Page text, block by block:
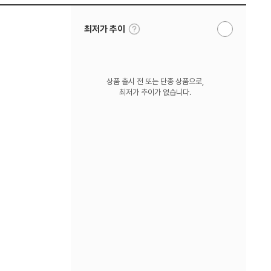
최저가 추이
툴
팁
알
상품 출시 전 또는 단종 상품으로,
최저가 추이가 없습니다.